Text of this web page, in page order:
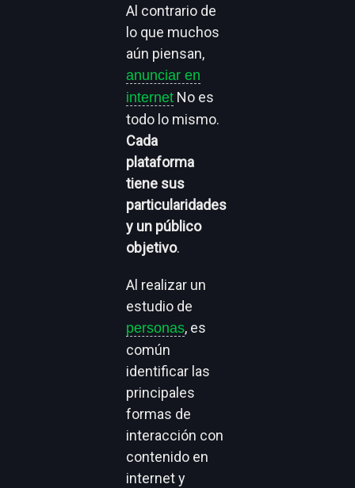
Al contrario de
lo que muchos
aún piensan,
anunciar en
internet No es
todo lo mismo.
Cada
plataforma
tiene sus
particularidades
y un público
objetivo.
Al realizar un
estudio de
personas, es
común
identificar las
principales
formas de
interacción con
contenido en
internet y